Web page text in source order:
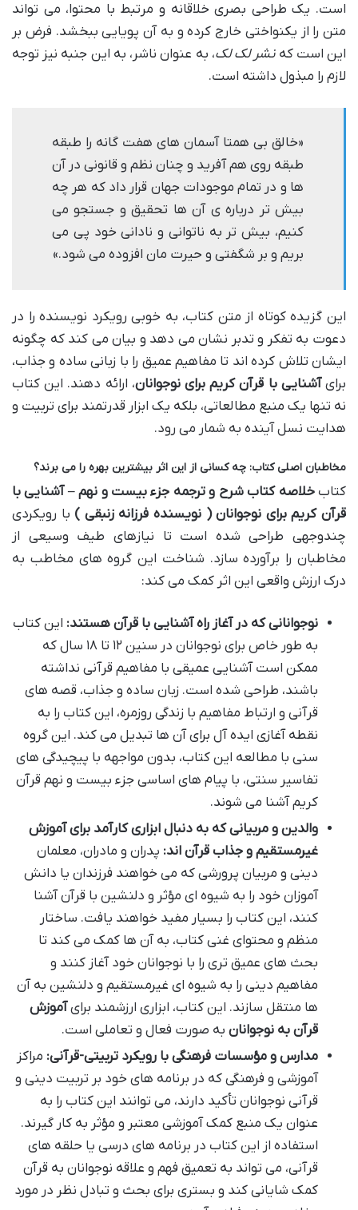
است. یک طراحی بصری خلاقانه و مرتبط با محتوا، می تواند
متن را از یکنواختی خارج کرده و به آن پویایی ببخشد. فرض بر
این است کهنشر لک لک، به عنوان ناشر، به این جنبه نیز توجه
لازم را مبذول داشته است.
«خالق بی همتا آسمان های هفت گانه را طبقه
طبقه روی هم آفرید و چنان نظم و قانونی در آن
ها و در تمام موجودات جهان قرار داد که هر چه
بیش تر درباره ی آن ها تحقیق و جستجو می
کنیم، بیش تر به ناتوانی و نادانی خود پی می
بریم و بر شگفتی و حیرت مان افزوده می شود.»
این گزیده کوتاه از متن کتاب، به خوبی رویکرد نویسنده را در
دعوت به تفکر و تدبر نشان می دهد و بیان می کند که چگونه
ایشان تلاش کرده اند تا مفاهیم عمیق را با زبانی ساده و جذاب،
برایآشنایی با قرآن کریم برای نوجوانان، ارائه دهند. این کتاب
نه تنها یک منبع مطالعاتی، بلکه یک ابزار قدرتمند برای تربیت و
هدایت نسل آینده به شمار می رود.
مخاطبان اصلی کتاب: چه کسانی از این اثر بیشترین بهره را می برند؟
کتابخلاصه کتاب شرح و ترجمه جزء بیست و نهم – آشنایی با
قرآن کریم برای نوجوانان ( نویسنده فرزانه زنبقی ) با رویکردی
چندوجهی طراحی شده است تا نیازهای طیف وسیعی از
مخاطبان را برآورده سازد. شناخت این گروه های مخاطب به
درک ارزش واقعی این اثر کمک می کند:
نوجوانانی که در آغاز راه آشنایی با قرآن هستند: این کتاب
به طور خاص برای نوجوانان در سنین ۱۲ تا ۱۸ سال که
ممکن است آشنایی عمیقی با مفاهیم قرآنی نداشته
باشند، طراحی شده است. زبان ساده و جذاب، قصه های
قرآنی و ارتباط مفاهیم با زندگی روزمره، این کتاب را به
نقطه آغازی ایده آل برای آن ها تبدیل می کند. این گروه
سنی با مطالعه این کتاب، بدون مواجهه با پیچیدگی های
تفاسیر سنتی، با پیام های اساسی جزء بیست و نهم قرآن
کریم آشنا می شوند.
والدین و مربیانی که به دنبال ابزاری کارآمد برای آموزش
غیرمستقیم و جذاب قرآن اند: پدران و مادران، معلمان
دینی و مربیان پرورشی که می خواهند فرزندان یا دانش
آموزان خود را به شیوه ای مؤثر و دلنشین با قرآن آشنا
کنند، این کتاب را بسیار مفید خواهند یافت. ساختار
منظم و محتوای غنی کتاب، به آن ها کمک می کند تا
بحث های عمیق تری را با نوجوانان خود آغاز کنند و
مفاهیم دینی را به شیوه ای غیرمستقیم و دلنشین به آن
ها منتقل سازند. این کتاب، ابزاری ارزشمند برایآموزش
قرآن به نوجوانان به صورت فعال و تعاملی است.
مدارس و مؤسسات فرهنگی با رویکرد تربیتی-قرآنی: مراکز
آموزشی و فرهنگی که در برنامه های خود بر تربیت دینی و
قرآنی نوجوانان تأکید دارند، می توانند این کتاب را به
عنوان یک منبع کمک آموزشی معتبر و مؤثر به کار گیرند.
استفاده از این کتاب در برنامه های درسی یا حلقه های
قرآنی، می تواند به تعمیق فهم و علاقه نوجوانان به قرآن
کمک شایانی کند و بستری برای بحث و تبادل نظر در مورد